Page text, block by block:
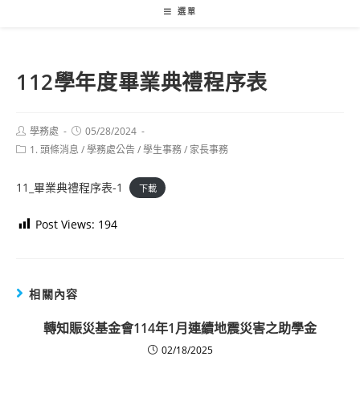
選單
112學年度畢業典禮程序表
Post
author:
學務處
Post
published:
05/28/2024
Post1. 頭條消息 /學務處公告/學生事務/ 家長事務
11_畢業典禮程序表-1 下載
Post Views: 194
相關內容
轉知賑災基金會114年1月連續地震災害之助學金
02/18/2025